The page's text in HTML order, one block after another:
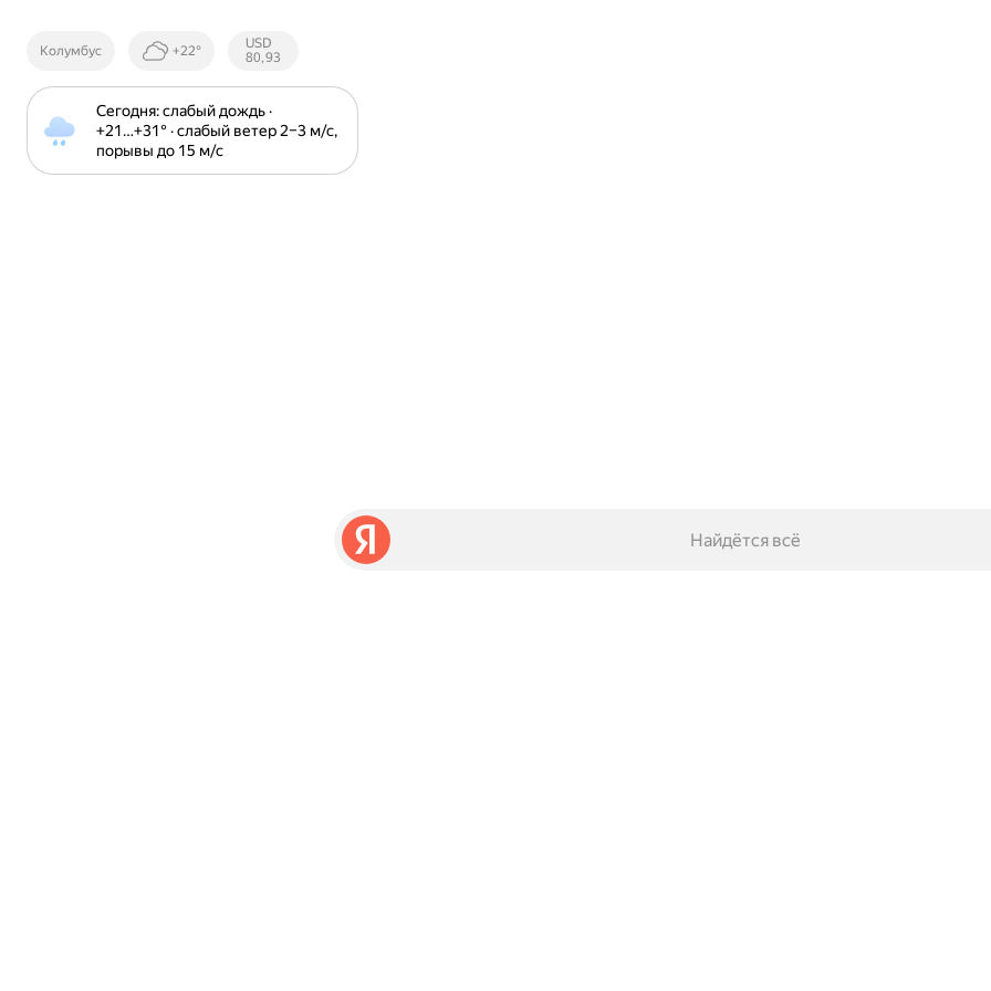
Колумбус +22°
Курсы ЦБ
РФ
USD
80,93
Сегодня: слабый дождь ·
+21⁠…⁠+31⁠° · слабый ветер 2⁠–⁠3 м⁠/⁠с,
порывы до 15 м⁠/⁠с